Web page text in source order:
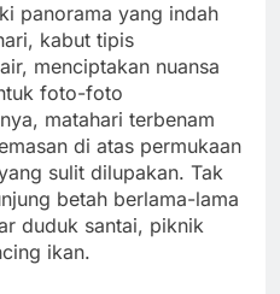
panorama yang indah
kabut tipis
menciptakan nuansa
foto-foto
matahari terbenam
di atas permukaan
sulit dilupakan. Tak
betah berlama-lama
duduk santai, piknik
ikan.